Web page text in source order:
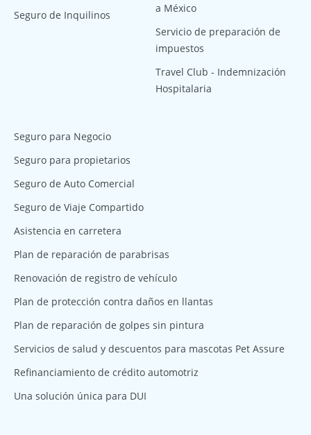
Seguro de Inquilinos
a México
Servicio de preparación de
impuestos
Travel Club - Indemnización
Hospitalaria
Seguro para Negocio
Seguro para propietarios
Seguro de Auto Comercial
Seguro de Viaje Compartido
Asistencia en carretera
Plan de reparación de parabrisas
Renovación de registro de vehículo
Plan de protección contra daños en llantas
Plan de reparación de golpes sin pintura
Servicios de salud y descuentos para mascotas Pet Assure
Refinanciamiento de crédito automotriz
Una solución única para DUI